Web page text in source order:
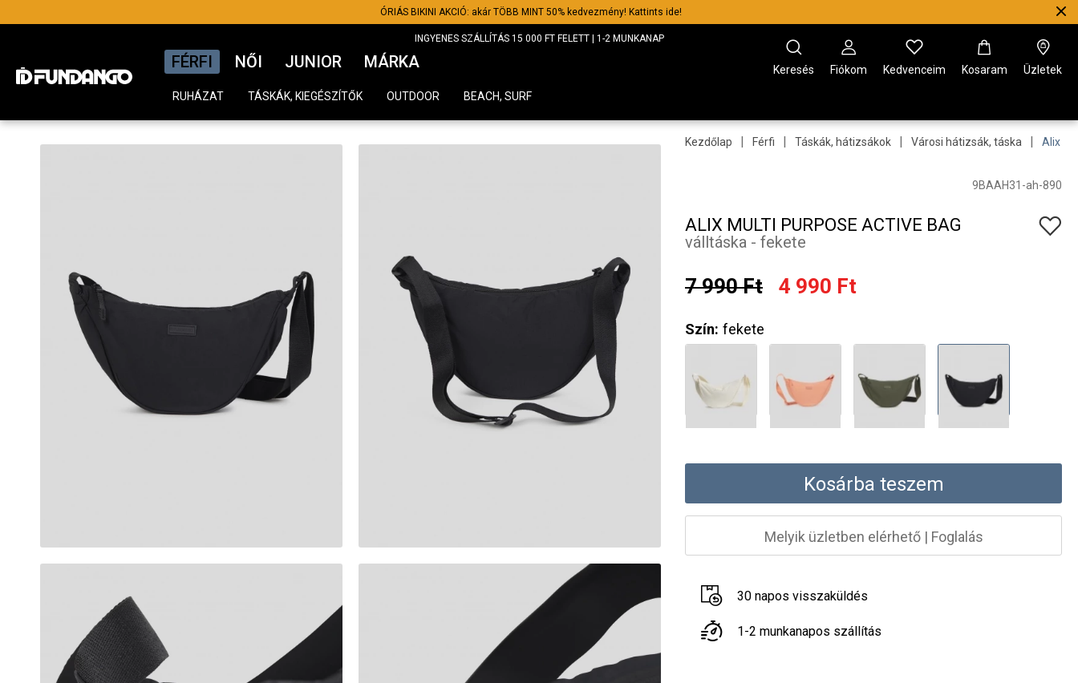
ÓRIÁS BIKINI AKCIÓ: akár TÖBB MINT 50% kedvezmény! Kattints ide!
INGYENES SZÁLLÍTÁS 15 000 FT FELETT | 1-2 MUNKANAP
FÉRFI NŐI JUNIOR MÁRKA
RUHÁZAT TÁSKÁK, KIEGÉSZÍTŐK OUTDOOR BEACH, SURF
Keresés Fiókom Kedvenceim Kosaram Üzletek
Kezdőlap | Férfi | Táskák, hátizsákok | Városi hátizsák, táska | Alix
9BAAH31-ah-890
ALIX MULTI PURPOSE ACTIVE BAG
válltáska - fekete
7 990 Ft 4 990 Ft
Szín: fekete
Kosárba teszem
Melyik üzletben elérhető| Foglalás
30 napos visszaküldés
1-2 munkanapos szállítás